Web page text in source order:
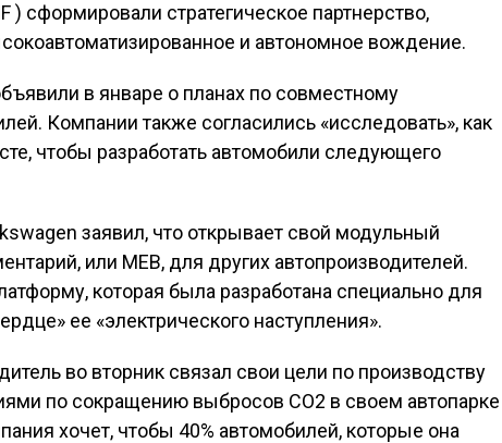
) сформировали стратегическое партнерство,
и автономное вождение.
в январе о планах по совместному
Компании также согласились «исследовать», как
чтобы разработать автомобили следующего
заявил, что открывает свой модульный
или MEB, для других автопроизводителей.
которая была разработана специально для
ее «электрического наступления».
во вторник связал свои цели по производству
по сокращению выбросов CO2 в своем автопарке
хочет, чтобы 40% автомобилей, которые она